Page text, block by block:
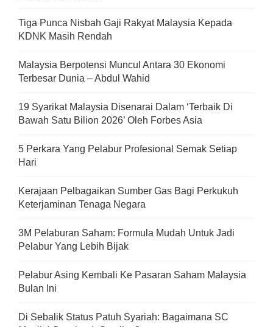
Tiga Punca Nisbah Gaji Rakyat Malaysia Kepada
KDNK Masih Rendah
Malaysia Berpotensi Muncul Antara 30 Ekonomi
Terbesar Dunia – Abdul Wahid
19 Syarikat Malaysia Disenarai Dalam ‘Terbaik Di
Bawah Satu Bilion 2026’ Oleh Forbes Asia
5 Perkara Yang Pelabur Profesional Semak Setiap
Hari
Kerajaan Pelbagaikan Sumber Gas Bagi Perkukuh
Keterjaminan Tenaga Negara
3M Pelaburan Saham: Formula Mudah Untuk Jadi
Pelabur Yang Lebih Bijak
Pelabur Asing Kembali Ke Pasaran Saham Malaysia
Bulan Ini
Di Sebalik Status Patuh Syariah: Bagaimana SC